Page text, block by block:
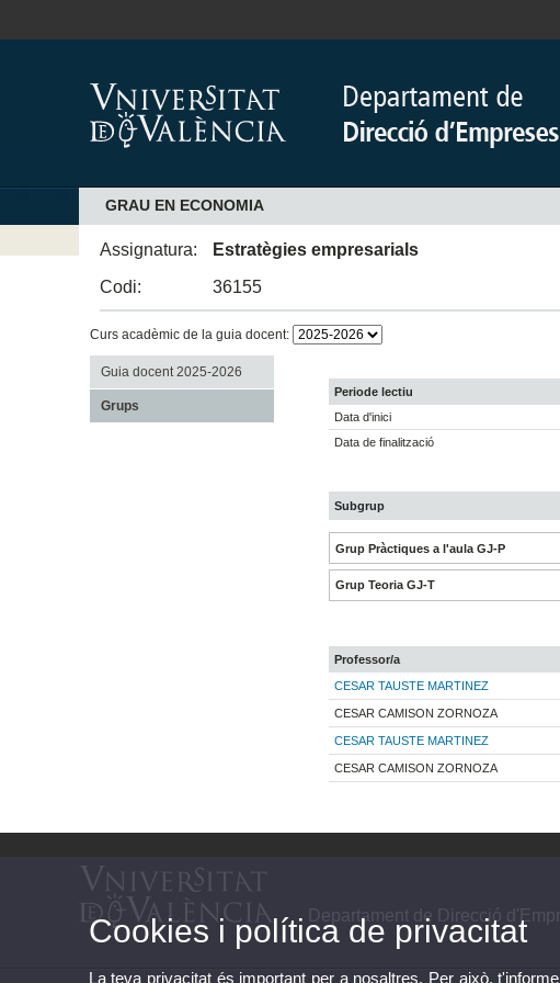
GRAU EN ECONOMIA
Assignatura:
Estratègies empresarials
Codi:
36155
Curs acadèmic de la guia docent:
Guia docent 2025-2026
Grups
Periode lectiu
Data d'inici
Data de finalització
Subgrup
Grup Pràctiques a l'aula GJ-P
Grup Teoria GJ-T
Professor/a
CESAR TAUSTE MARTINEZ
CESAR CAMISON ZORNOZA
CESAR TAUSTE MARTINEZ
CESAR CAMISON ZORNOZA
Departament de Direcció
Cookies i política de privacitat
La teva privacitat és important per a nosaltres. Per això,